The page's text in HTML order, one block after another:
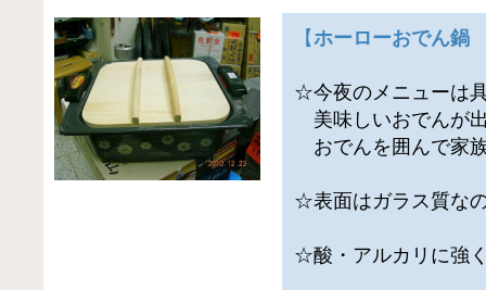
【ホーローおでん鍋
☆今夜のメニューは
美味しいおでんが
おでんを囲んで家
☆表面はガラス質な
☆酸・アルカリに強